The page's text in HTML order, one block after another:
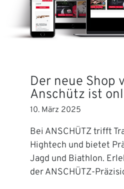
Der neue Shop
Anschütz ist
10. März 2025
Bei ANSCHÜTZ trifft
Hightech und bietet
Jagd und Biathlon.
der ANSCHÜTZ-